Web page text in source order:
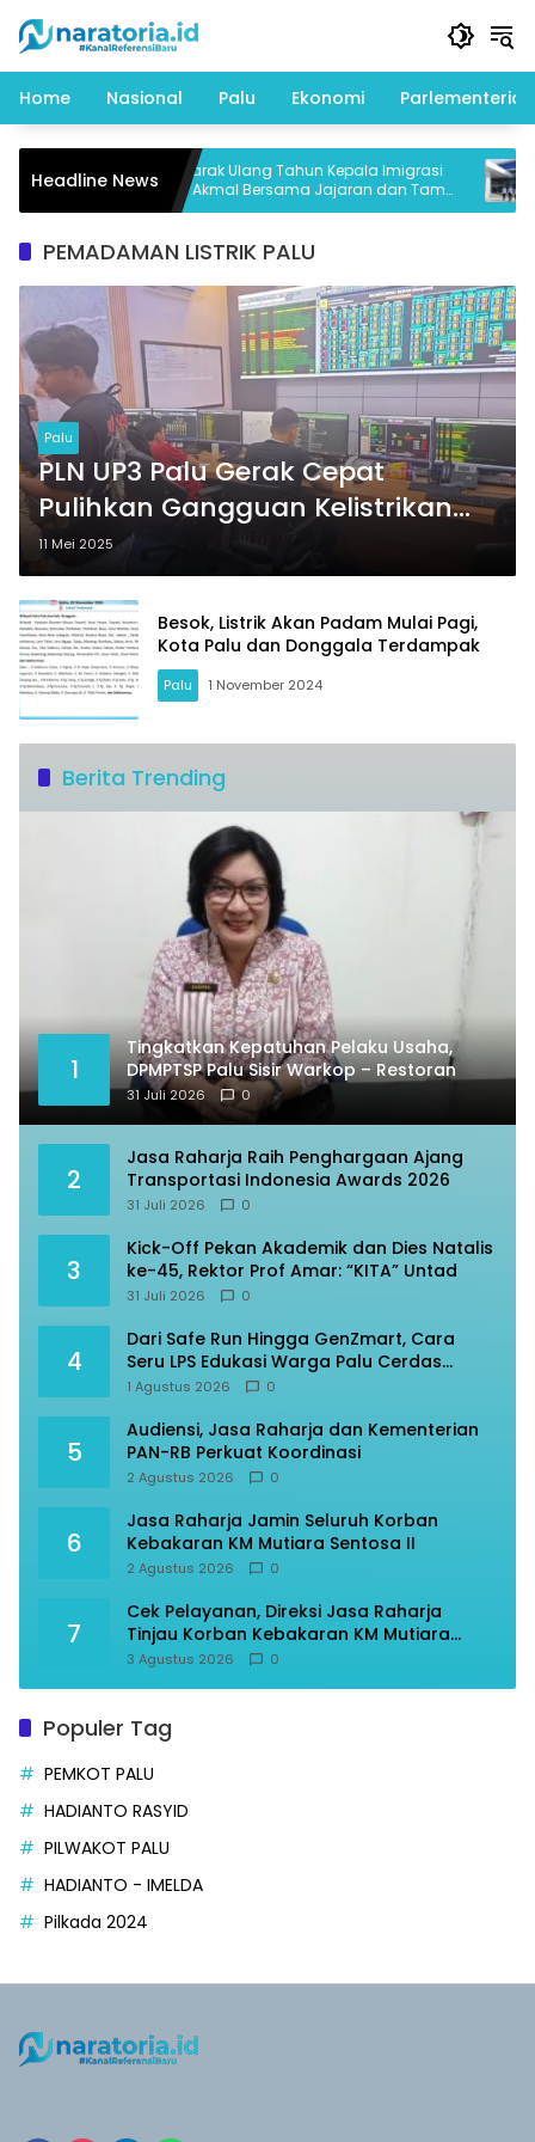
konten
Home
Nasional Palu Ekonomi Parlementeria
Headline NewsSemarak Ulang Tahun Kepala Imigrasi
Palu Akmal Bersama Jajaran dan Tamu
Spesial
PEMADAMAN LISTRIK PALU
Palu
PLN UP3 Palu Gerak Cepat
Pulihkan Gangguan Kelistrikan
Sistem Palu
11 Mei 2025
Besok, Listrik Akan Padam Mulai Pagi,
Kota Palu dan Donggala Terdampak
Palu 1 November 2024
Berita Trending
1
Tingkatkan Kepatuhan Pelaku Usaha,
DPMPTSP Palu Sisir Warkop – Restoran
31 Juli 2026 0
2
Jasa Raharja Raih Penghargaan Ajang
Transportasi Indonesia Awards 2026
31 Juli 2026 0
3
Kick-Off Pekan Akademik dan Dies Natalis
ke-45, Rektor Prof Amar: “KITA” Untad
31 Juli 2026 0
4
Dari Safe Run Hingga GenZmart, Cara
Seru LPS Edukasi Warga Palu Cerdas
Finansial
1 Agustus 2026 0
5
Audiensi, Jasa Raharja dan Kementerian
PAN-RB Perkuat Koordinasi
2 Agustus 2026 0
6
Jasa Raharja Jamin Seluruh Korban
Kebakaran KM Mutiara Sentosa II
2 Agustus 2026 0
7
Cek Pelayanan, Direksi Jasa Raharja
Tinjau Korban Kebakaran KM Mutiara
Sentosa II
3 Agustus 2026 0
Populer Tag
PEMKOT PALU
HADIANTO RASYID
PILWAKOT PALU
HADIANTO - IMELDA
Pilkada 2024